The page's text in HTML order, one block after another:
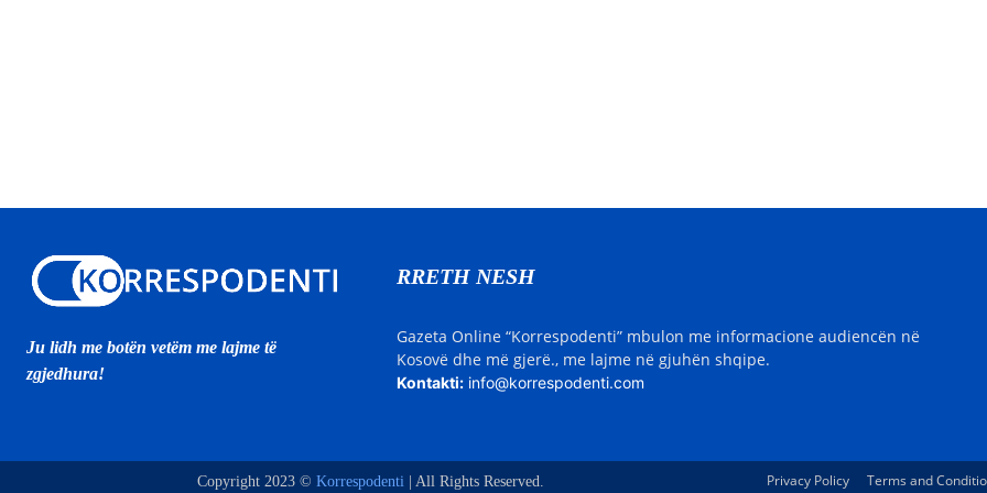
Ju lidh me botën vetëm me lajme të
zgjedhura!
RRETH NESH
Gazeta Online “Korrespodenti” mbulon me informacione audiencën në
Kosovë dhe më gjerë., me lajme në gjuhën shqipe.
Kontakti: info@korrespodenti.com
Copyright 2023 © Korrespodenti | All Rights Reserved. Privacy Policy Terms and